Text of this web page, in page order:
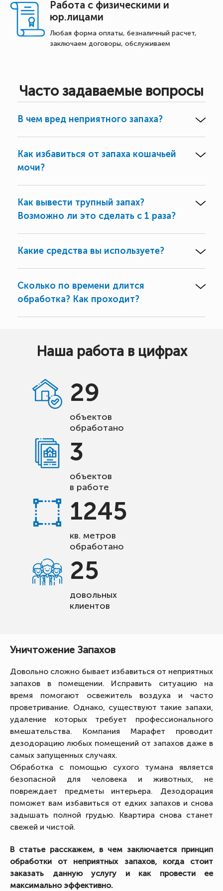
Работа с физическими и
юр.лицами
Любая форма оплаты, безналичный расчет,
заключаем договоры, обслуживаем
Часто задаваемые вопросы
В чем вред неприятного запаха?
Как избавиться от запаха кошачьей
мочи?
Как вывести трупный запах?
Возможно ли это сделать с 1 раза?
Какие средства вы используете?
Сколько по времени длится
обработка? Как проходит?
Наша работа в цифрах
29
объектов
обработано
3
объектов
в работе
1245
кв. метров
обработано
25
довольных
клиентов
Уничтожение Запахов
Довольно сложно бывает избавиться от неприятных
запахов в помещении. Исправить ситуацию на
время помогают освежитель воздуха и часто
проветривание. Однако, существуют такие запахи,
удаление которых требует профессионального
вмешательства. Компания Марафет проводит
дезодорацию любых помещений от запахов даже в
самых запущенных случаях.
Обработка с помощью сухого тумана является
безопасной для человека и животных, не
повреждает предметы интерьера. Дезодорация
поможет вам избавиться от едких запахов и снова
задышать полной грудью. Квартира снова станет
свежей и чистой.
В статье расскажем, в чем заключается принцип
обработки от неприятных запахов, когда стоит
заказать данную услугу и как провести ее
максимально эффективно.